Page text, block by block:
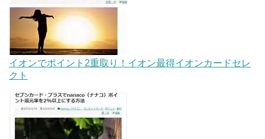
イオンでポイント2重取り！イオン最得イオンカードセレ
クト